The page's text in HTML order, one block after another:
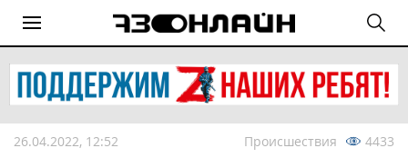
26.04.2022, 12:52 Происшествия 4433